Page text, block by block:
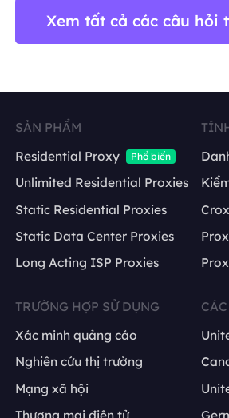
Xem tất cả các câu hỏi
SẢN PHẨM
Residential Proxy
Phổ biến
Unlimited Residential Proxies
Static Residential Proxies
Static Data Center Proxies
Long Acting ISP Proxies
TRƯỜNG HỢP SỬ DỤNG
Xác minh quảng cáo
Nghiên cứu thị trường
Mạng xã hội
Thương mại điện tử